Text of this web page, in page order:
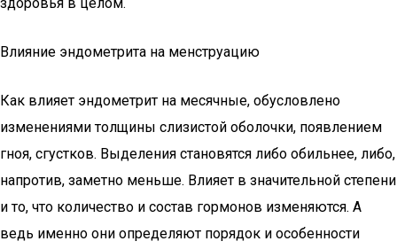
Влияние эндометрита на менструацию
Как влияет эндометрит на месячные, обусловлено
изменениями толщины слизистой оболочки, появлением
гноя, сгустков. Выделения становятся либо обильнее, либо,
напротив, заметно меньше. Влияет в значительной степени
и то, что количество и состав гормонов изменяются. А
ведь именно они определяют порядок и особенности